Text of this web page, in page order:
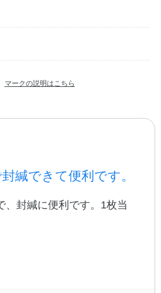
ご希望の方へ
マークの説明はこちら
緘できて便利です。
、封緘に便利です。1枚当